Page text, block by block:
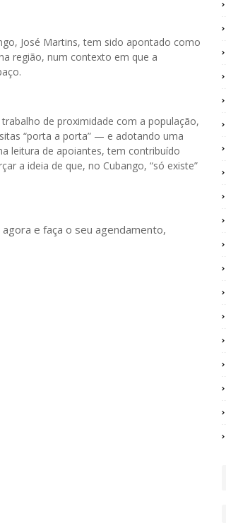
José Martins, tem sido apontado como
região, num contexto em que a
de proximidade com a população,
“porta a porta” — e adotando uma
leitura de apoiantes, tem contribuído
a ideia de que, no Cubango, “só existe”
agora e faça o seu agendamento,